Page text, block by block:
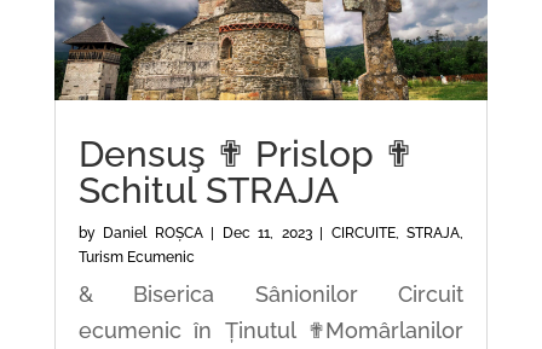
Densuş ✟ Prislop ✟
Schitul STRAJA
by Daniel ROȘCA| Dec 11, 2023| CIRCUITE,STRAJA
Turism Ecumenic
& Biserica Sânionilor Circuit
ecumenic în Ținutul ✟Momârlanilor